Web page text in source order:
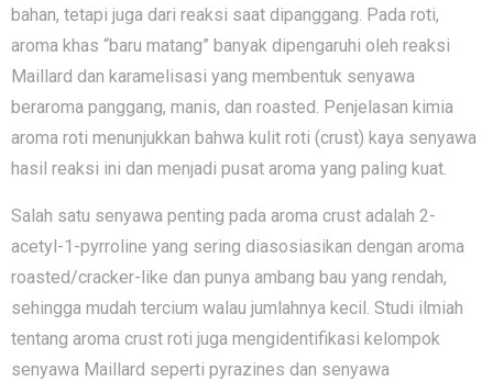
bahan, tetapi juga dari reaksi saat dipanggang. Pada roti,
aroma khas “baru matang” banyak dipengaruhi oleh reaksi
Maillard dan karamelisasi yang membentuk senyawa
beraroma panggang, manis, dan roasted. Penjelasan kimia
aroma roti menunjukkan bahwa kulit roti (crust) kaya senyawa
hasil reaksi ini dan menjadi pusat aroma yang paling kuat.
Salah satu senyawa penting pada aroma crust adalah 2-
acetyl-1-pyrroline yang sering diasosiasikan dengan aroma
roasted/cracker-like dan punya ambang bau yang rendah,
sehingga mudah tercium walau jumlahnya kecil. Studi ilmiah
tentang aroma crust roti juga mengidentifikasi kelompok
senyawa Maillard seperti pyrazines dan senyawa